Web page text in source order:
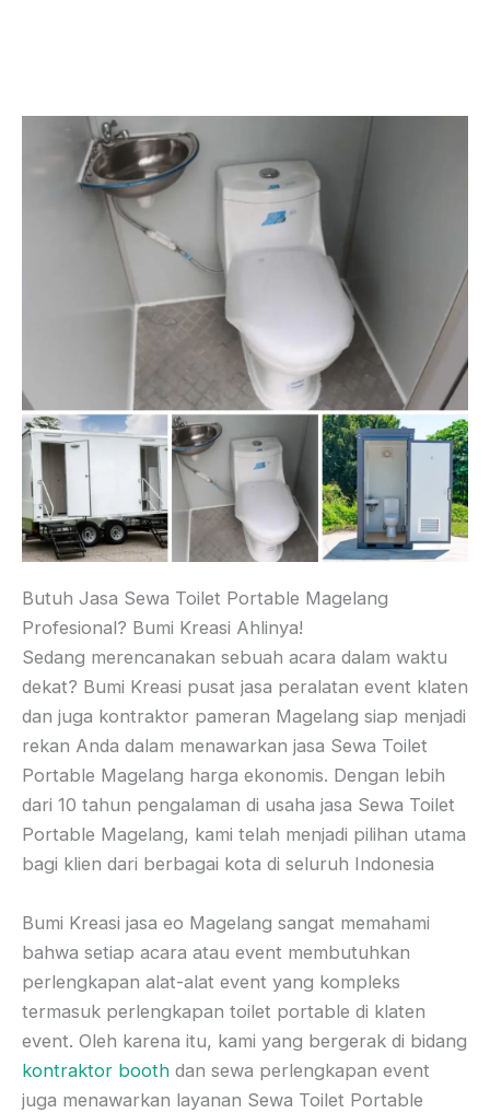
Butuh Jasa Sewa Toilet Portable Magelang
Profesional? Bumi Kreasi Ahlinya!
Sedang merencanakan sebuah acara dalam waktu
dekat? Bumi Kreasi pusat jasa peralatan event klaten
dan juga kontraktor pameran Magelang siap menjadi
rekan Anda dalam menawarkan jasa Sewa Toilet
Portable Magelang harga ekonomis. Dengan lebih
dari 10 tahun pengalaman di usaha jasa Sewa Toilet
Portable Magelang, kami telah menjadi pilihan utama
bagi klien dari berbagai kota di seluruh Indonesia
Bumi Kreasi jasa eo Magelang sangat memahami
bahwa setiap acara atau event membutuhkan
perlengkapan alat-alat event yang kompleks
termasuk perlengkapan toilet portable di klaten
event. Oleh karena itu, kami yang bergerak di bidang
kontraktor booth dan sewa perlengkapan event
juga menawarkan layanan Sewa Toilet Portable